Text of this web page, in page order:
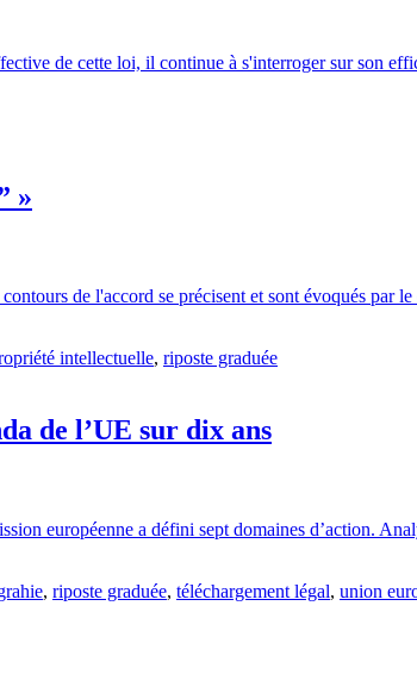
de cette loi, il continue à s'interroger sur son
»
de l'accord se précisent et sont évoqués par
intellectuelle, riposte graduée
de l’UE sur dix ans
européenne a défini sept domaines d’action.
, riposte graduée, téléchargement légal, union